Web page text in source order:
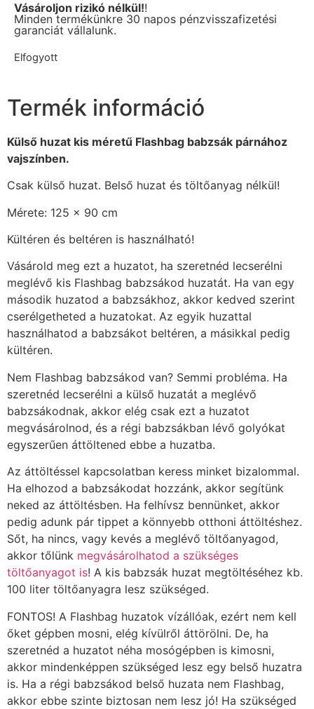
Vásároljon rizikó nélkül!!
Minden termékünkre 30 napos pénzvisszafizetési
garanciát vállalunk.
Elfogyott
Termék információ
Külső huzat kis méretű Flashbag babzsák párnához
vajszínben.
Csak külső huzat. Belső huzat és töltőanyag nélkül!
Mérete: 125 x 90 cm
Kültéren és beltéren is használható!
Vásárold meg ezt a huzatot, ha szeretnéd lecserélni
meglévő kis Flashbag babzsákod huzatát. Ha van egy
második huzatod a babzsákhoz, akkor kedved szerint
cserélgetheted a huzatokat. Az egyik huzattal
használhatod a babzsákot beltéren, a másikkal pedig
kültéren.
Nem Flashbag babzsákod van? Semmi probléma. Ha
szeretnéd lecserélni a külső huzatát a meglévő
babzsákodnak, akkor elég csak ezt a huzatot
megvásárolnod, és a régi babzsákban lévő golyókat
egyszerűen áttöltened ebbe a huzatba.
Az áttöltéssel kapcsolatban keress minket bizalommal.
Ha elhozod a babzsákodat hozzánk, akkor segítünk
neked az áttöltésben. Ha felhívsz bennünket, akkor
pedig adunk pár tippet a könnyebb otthoni áttöltéshez.
Sőt, ha nincs, vagy kevés a meglévő töltőanyagod,
akkor tőlünk megvásárolhatod a szükséges
töltőanyagot is! A kis babzsák huzat megtöltéséhez kb.
100 liter töltőanyagra lesz szükséged.
FONTOS! A Flashbag huzatok vízállóak, ezért nem kell
őket gépben mosni, elég kívülről áttörölni. De, ha
szeretnéd a huzatot néha mosógépben is kimosni,
akkor mindenképpen szükséged lesz egy belső huzatra
is. Ha a régi babzsákod belső huzata nem Flashbag,
akkor ebbe szinte biztosan nem lesz jó! Ha szükséged